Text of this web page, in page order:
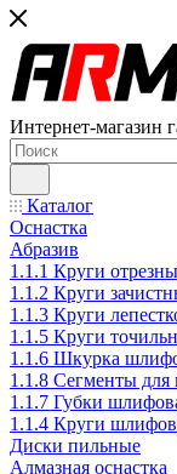
Интернет-магазин
Каталог
Оснастка
Абразив
1.1.1 Круги
1.1.2 Круги
1.1.3 Круги
1.1.5 Круги
1.1.6 Шкурка
1.1.8 Сегменты
1.1.7 Губки
1.1.4 Круги
Диски пильные
Алмазная оснастка